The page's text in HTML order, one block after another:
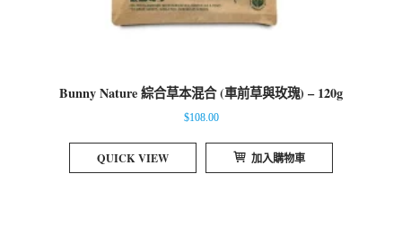
Bunny Nature 綜合草本混合 (車前草與玫瑰) – 120g
$108.00
QUICK VIEW 加入購物車